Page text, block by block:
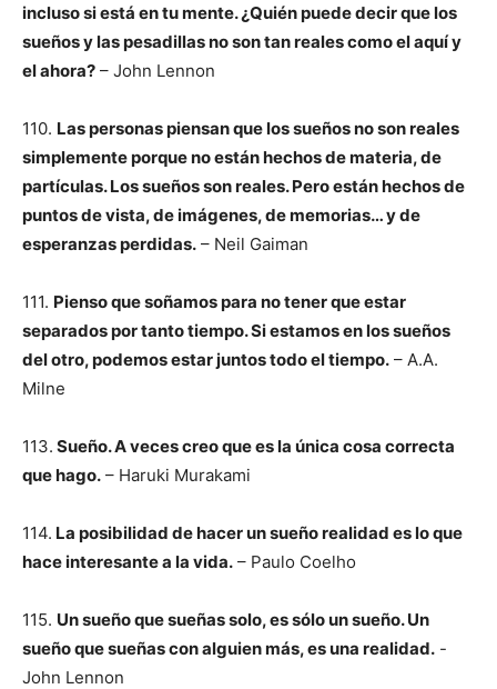
incluso si está en tu mente. ¿Quién puede decir que los
sueños y las pesadillas no son tan reales como el aquí y
el ahora? – John Lennon
110. Las personas piensan que los sueños no son reales
simplemente porque no están hechos de materia, de
partículas. Los sueños son reales. Pero están hechos de
puntos de vista, de imágenes, de memorias… y de
esperanzas perdidas. – Neil Gaiman
111. Pienso que soñamos para no tener que estar
separados por tanto tiempo. Si estamos en los sueños
del otro, podemos estar juntos todo el tiempo. – A.A.
Milne
113. Sueño. A veces creo que es la única cosa correcta
que hago. – Haruki Murakami
114. La posibilidad de hacer un sueño realidad es lo que
hace interesante a la vida. – Paulo Coelho
115. Un sueño que sueñas solo, es sólo un sueño. Un
sueño que sueñas con alguien más, es una realidad. -
John Lennon